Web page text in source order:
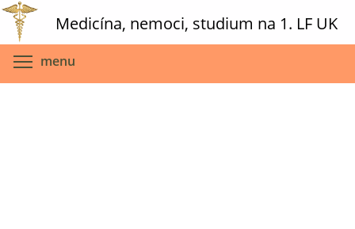
Skip
main
content
Medicína, nemoci, studium na 1. LF UK
menu